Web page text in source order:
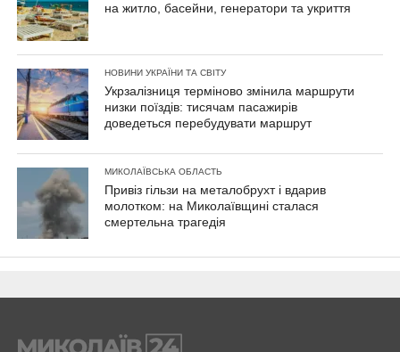
на житло, басейни, генератори та укриття
НОВИНИ УКРАЇНИ ТА СВІТУ
Укрзалізниця терміново змінила маршрути
низки поїздів: тисячам пасажирів
доведеться перебудувати маршрут
МИКОЛАЇВСЬКА ОБЛАСТЬ
Привіз гільзи на металобрухт і вдарив
молотком: на Миколаївщині сталася
смертельна трагедія